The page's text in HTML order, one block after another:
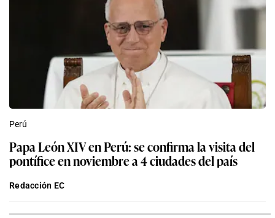
Perú
Papa León XIV en Perú: se confirma la visita del
pontífice en noviembre a 4 ciudades del país
Redacción EC